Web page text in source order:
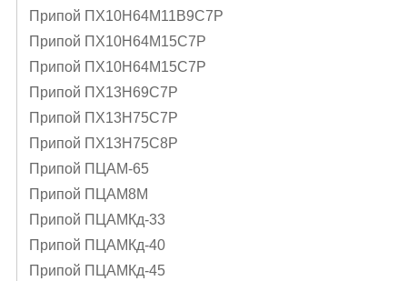
Припой ПХ10Н64М11В9С7Р
Припой ПХ10Н64М15С7Р
Припой ПХ10Н64М15С7Р
Припой ПХ13Н69С7Р
Припой ПХ13Н75С7Р
Припой ПХ13Н75С8Р
Припой ПЦАМ-65
Припой ПЦАМ8М
Припой ПЦАМКд-33
Припой ПЦАМКд-40
Припой ПЦАМКд-45